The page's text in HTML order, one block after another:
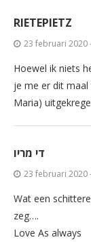
RIETEPIETZ
23 februari 2020
Hoewel ik niets
je me er dit
Maria)
די מריו
23 februari 2020
Wat een
zeg….
Love As always